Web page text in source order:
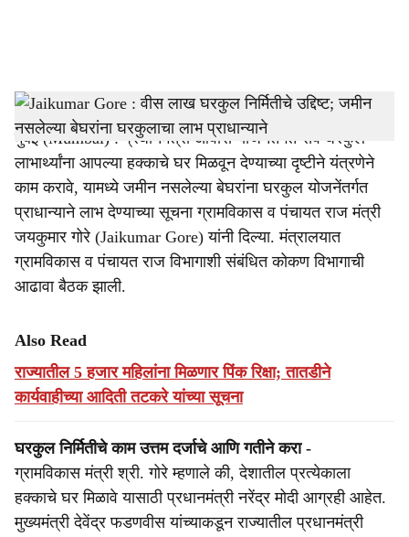
h
a
r
e
Gharkul Yojana-Tendernama
मुंबई (Mumbai) : प्रधानमंत्री आवास योजनेंतर्गत सर्व घरकुल
लाभार्थ्यांना आपल्या हक्काचे घर मिळवून देण्याच्या दृष्टीने यंत्रणेने
काम करावे, यामध्ये जमीन नसलेल्या बेघरांना घरकुल योजनेंतर्गत
प्राधान्याने लाभ देण्याच्या सूचना ग्रामविकास व पंचायत राज मंत्री
जयकुमार गोरे (Jaikumar Gore) यांनी दिल्या. मंत्रालयात
ग्रामविकास व पंचायत राज विभागाशी संबंधित कोकण विभागाची
आढावा बैठक झाली.
Also Read
राज्यातील 5 हजार महिलांना मिळणार पिंक रिक्षा; तातडीने
कार्यवाहीच्या आदिती तटकरे यांच्या सूचना
घरकुल निर्मितीचे काम उत्तम दर्जाचे आणि गतीने करा -
ग्रामविकास मंत्री श्री. गोरे म्हणाले की, देशातील प्रत्येकाला
हक्काचे घर मिळावे यासाठी प्रधानमंत्री नरेंद्र मोदी आग्रही आहेत.
मुख्यमंत्री देवेंद्र फडणवीस यांच्याकडून राज्यातील प्रधानमंत्री